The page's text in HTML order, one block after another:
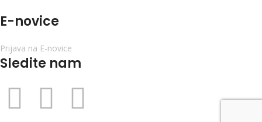
E-novice
Prijava na E-novice
Sledite nam